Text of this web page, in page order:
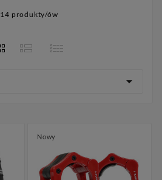
14 produkty/ów

Nowy